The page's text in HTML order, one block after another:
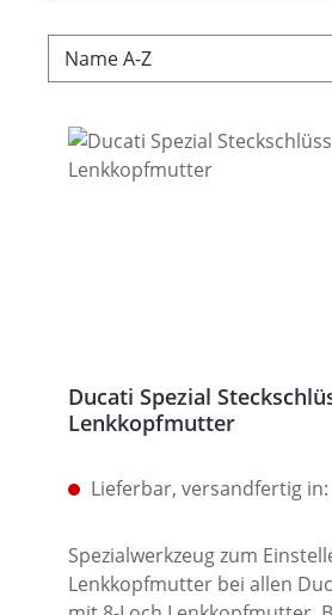
Ducati Spezial
Lenkkopfmutter
Lieferbar, versandfertig in:
Spezialwerkzeug zum
Lenkkopfmutter bei allen